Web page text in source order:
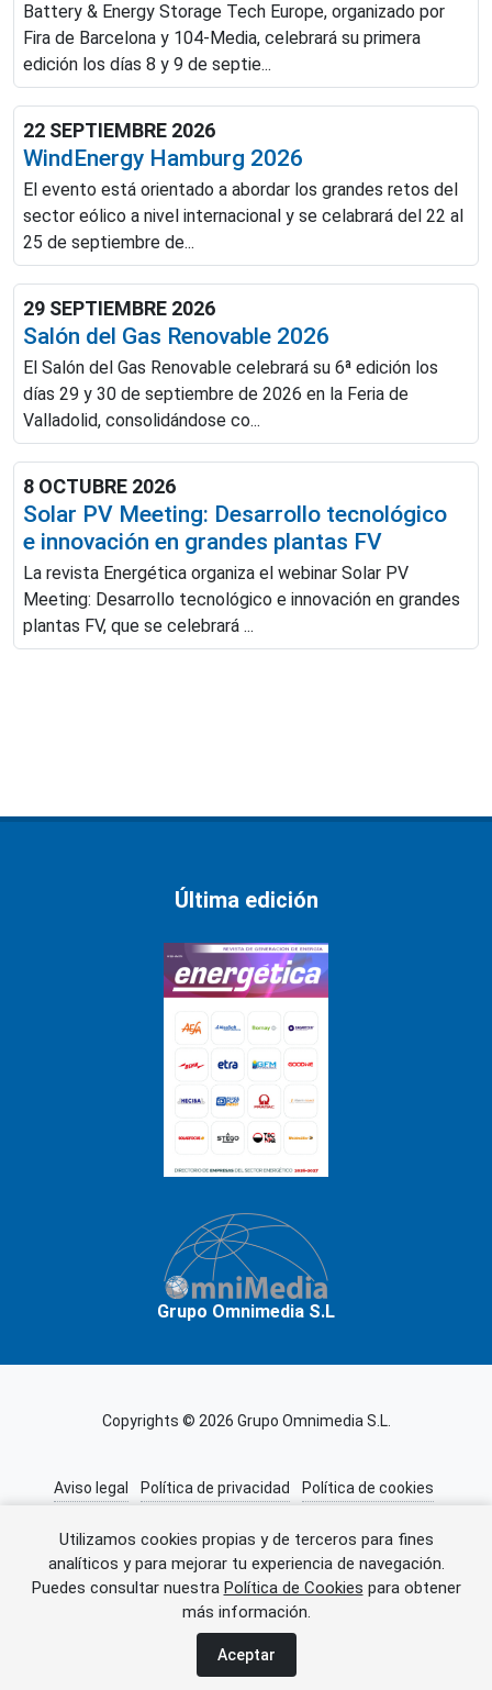
Utilizamos cookies propias y de terceros para fines
analíticos y para mejorar tu experiencia de navegación.
Puedes consultar nuestra Política de Cookies para obtener
más información.
Aceptar
Battery & Energy Storage Tech Europe, organizado por
Fira de Barcelona y 104-Media, celebrará su primera
edición los días 8 y 9 de septie...
22 SEPTIEMBRE 2026
WindEnergy Hamburg 2026
El evento está orientado a abordar los grandes retos del
sector eólico a nivel internacional y se celabrará del 22 al
25 de septiembre de...
29 SEPTIEMBRE 2026
Salón del Gas Renovable 2026
El Salón del Gas Renovable celebrará su 6ª edición los
días 29 y 30 de septiembre de 2026 en la Feria de
Valladolid, consolidándose co...
8 OCTUBRE 2026
Solar PV Meeting: Desarrollo tecnológico
e innovación en grandes plantas FV
La revista Energética organiza el webinar Solar PV
Meeting: Desarrollo tecnológico e innovación en grandes
plantas FV, que se celebrará ...
Error al cargar el anuncio.
Última edición
Grupo Omnimedia S.L
Copyrights © 2026 Grupo Omnimedia S.L.
Aviso legal Política de privacidad
Política de cookies